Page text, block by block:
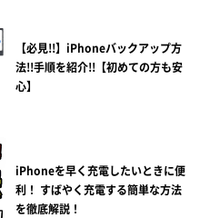
【必見!!】iPhoneバックアップ方
法!!手順を紹介!!【初めての方も安
心】
iPhoneを早く充電したいときに便
利！ すばやく充電する簡単な方法
を徹底解説！